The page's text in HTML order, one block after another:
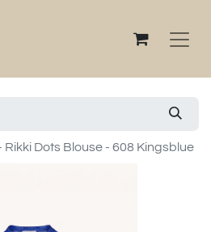
Rikki Dots Blouse - 608 Kingsblue